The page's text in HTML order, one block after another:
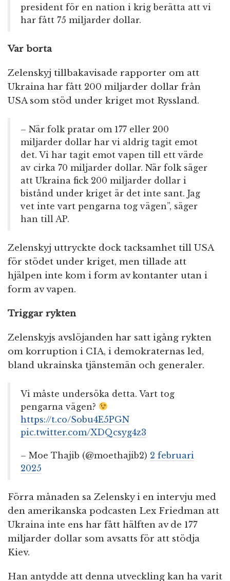
president för en nation i krig berätta att vi
har fått 75 miljarder dollar.
Var borta
Zelenskyj tillbakavisade rapporter om att
Ukraina har fått 200 miljarder dollar från
USA som stöd under kriget mot Ryssland.
– När folk pratar om 177 eller 200
miljarder dollar har vi aldrig tagit emot
det. Vi har tagit emot vapen till ett värde
av cirka 70 miljarder dollar. När folk säger
att Ukraina fick 200 miljarder dollar i
bistånd under kriget är det inte sant. Jag
vet inte vart pengarna tog vägen”, säger
han till AP.
Zelenskyj uttryckte dock tacksamhet till USA
för stödet under kriget, men tillade att
hjälpen inte kom i form av kontanter utan i
form av vapen.
Triggar rykten
Zelenskyjs avslöjanden har satt igång rykten
om korruption i CIA, i demokraternas led,
bland ukrainska tjänstemän och generaler.
Vi måste undersöka detta. Vart tog
pengarna vägen?
https://t.co/Sobu4E5PGN
pic.twitter.com/XDQcsyg4z3
– Moe Thajib (@moethajib2) 2 februari
2025
Förra månaden sa Zelensky i en intervju med
den amerikanska podcasten Lex Friedman att
Ukraina inte ens har fått hälften av de 177
miljarder dollar som avsatts för att stödja
Kiev.
Han antydde att denna utveckling kan ha varit